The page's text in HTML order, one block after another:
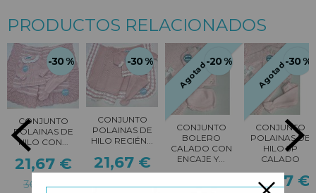
PRODUCTOS RELACIONADOS
-30 %
CONJUNTO
POLAINAS DE
HILO CON...
21,67 €
30,95 €
-30 %
CONJUNTO
POLAINAS DE
HILO RECIÉN...
21,67 €
Agotado-20 %
CONJUNTO
BOLERO
CALADO CON
ENCAJE Y...
Agotado-30 %
CONJUNTO
POLAINAS DE
HILO 3P
CALADO
25,87 €